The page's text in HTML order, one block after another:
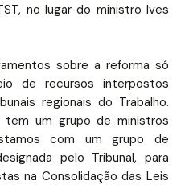
no lugar do ministro Ives
sobre a reforma só
de recursos interpostos
regionais do Trabalho.
um grupo de ministros
com um grupo de
pelo Tribunal, para
na Consolidação das Leis